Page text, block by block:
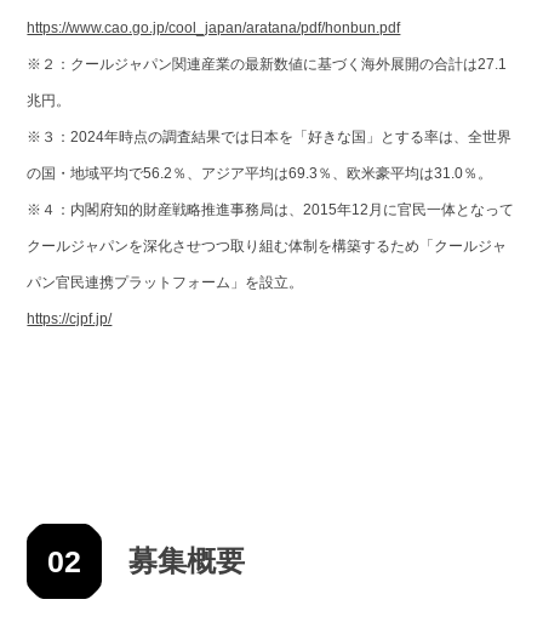
https://www.cao.go.jp/cool_japan/aratana/pdf/honbun.pdf
※２：クールジャパン関連産業の最新数値に基づく海外展開の合計は27.1
兆円。
※３：2024年時点の調査結果では日本を「好きな国」とする率は、全世界
の国・地域平均で56.2％、アジア平均は69.3％、欧米豪平均は31.0％。
※４：内閣府知的財産戦略推進事務局は、2015年12月に官民一体となって
クールジャパンを深化させつつ取り組む体制を構築するため「クールジャ
パン官民連携プラットフォーム」を設立。
https://cjpf.jp/
02 募集概要